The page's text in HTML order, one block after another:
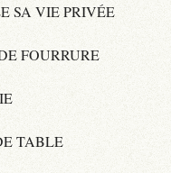
SA VIE PRIVÉE
FOURRURE
TABLE